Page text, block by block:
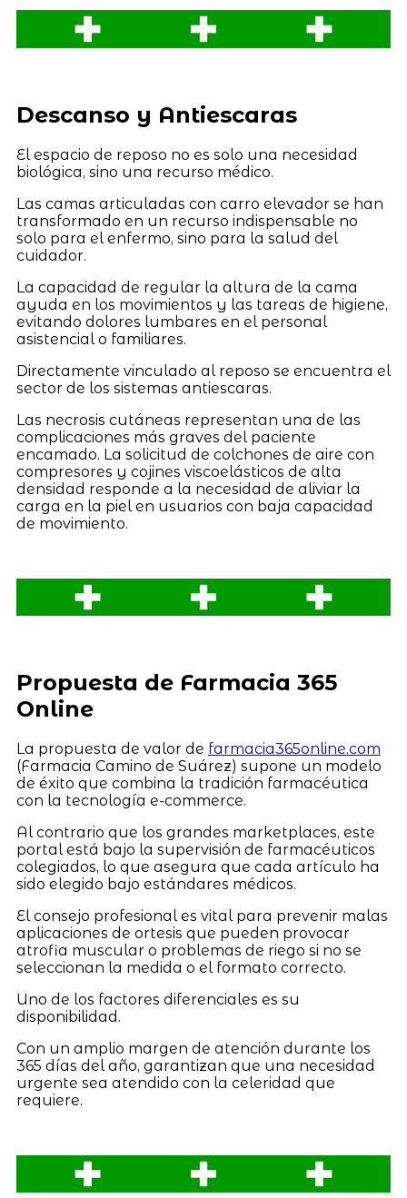
Descanso y Antiescaras
El espacio de reposo no es solo una necesidad
biológica, sino una recurso médico.
Las camas articuladas con carro elevador se han
transformado en un recurso indispensable no
solo para el enfermo, sino para la salud del
cuidador.
La capacidad de regular la altura de la cama
ayuda en los movimientos y las tareas de higiene,
evitando dolores lumbares en el personal
asistencial o familiares.
Directamente vinculado al reposo se encuentra el
sector de los sistemas antiescaras.
Las necrosis cutáneas representan una de las
complicaciones más graves del paciente
encamado. La solicitud de colchones de aire con
compresores y cojines viscoelásticos de alta
densidad responde a la necesidad de aliviar la
carga en la piel en usuarios con baja capacidad
de movimiento.
Propuesta de Farmacia 365
Online
La propuesta de valor de farmacia365online.com
(Farmacia Camino de Suárez) supone un modelo
de éxito que combina la tradición farmacéutica
con la tecnología e-commerce.
Al contrario que los grandes marketplaces, este
portal está bajo la supervisión de farmacéuticos
colegiados, lo que asegura que cada artículo ha
sido elegido bajo estándares médicos.
El consejo profesional es vital para prevenir malas
aplicaciones de ortesis que pueden provocar
atrofia muscular o problemas de riego si no se
seleccionan la medida o el formato correcto.
Uno de los factores diferenciales es su
disponibilidad.
Con un amplio margen de atención durante los
365 días del año, garantizan que una necesidad
urgente sea atendido con la celeridad que
requiere.